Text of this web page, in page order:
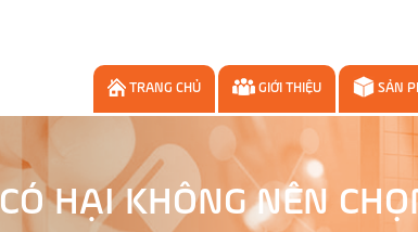
TRANG CHỦ GIỚI THIỆU SẢN
HẠI KHÔNG NÊN